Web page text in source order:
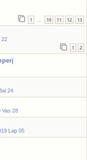
1 … 10 11 12 13
22
1 2
24
Vas 28
Lap 05